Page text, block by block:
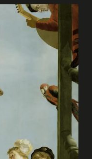
en el Instituto de
Reina Sofía en
de cuerda, con
y
Quartet debutó en
Italia y Turquía y
András Schiff, Heime
Arnold
entre otros. Y
Marco Rizzi, Xenia
U. A. Mathé,
Hermann, Paolo
en festivales de